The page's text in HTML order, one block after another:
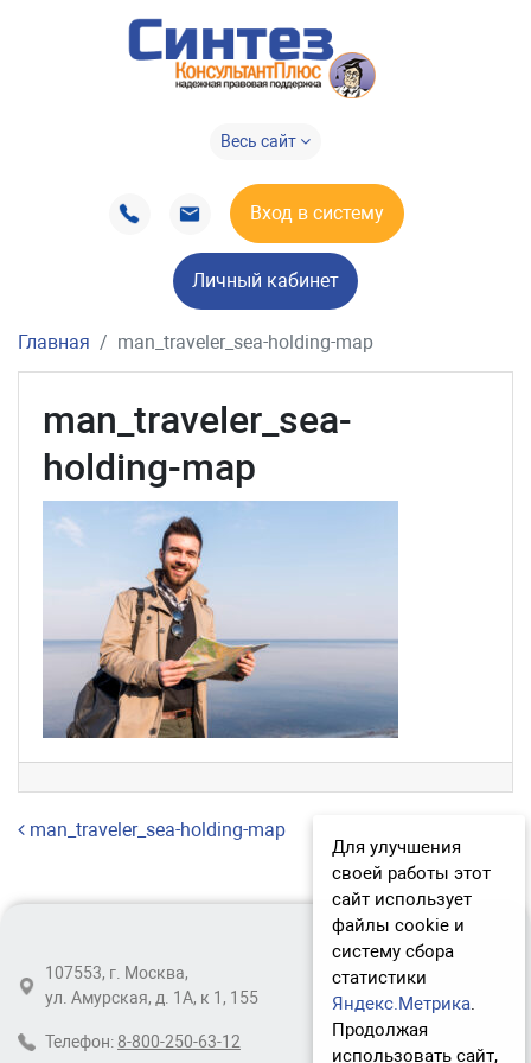
Весь сайт
Вход в систему
Личный кабинет
Главная man_traveler_sea-holding-map
man_traveler_sea-
holding-map
Навигация по записям
man_traveler_sea-holding-map
107553, г. Москва,
ул. Амурская, д. 1А, к 1, 155
Телефон: 8-800-250-63-12
Для улучшения
своей работы этот
сайт использует
файлы cookie и
систему сбора
статистики
Яндекс.Метрика.
Продолжая
использовать сайт,